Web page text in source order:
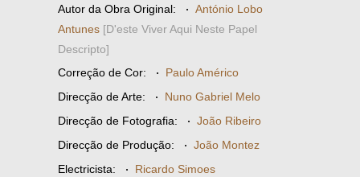
Autor da Obra Original: · António Lobo
Antunes [D'este Viver Aqui Neste Papel
Descripto]
Correção de Cor: · Paulo Américo
Direcção de Arte: · Nuno Gabriel Melo
Direcção de Fotografia: · João Ribeiro
Direcção de Produção: · João Montez
Electricista: · Ricardo Simoes